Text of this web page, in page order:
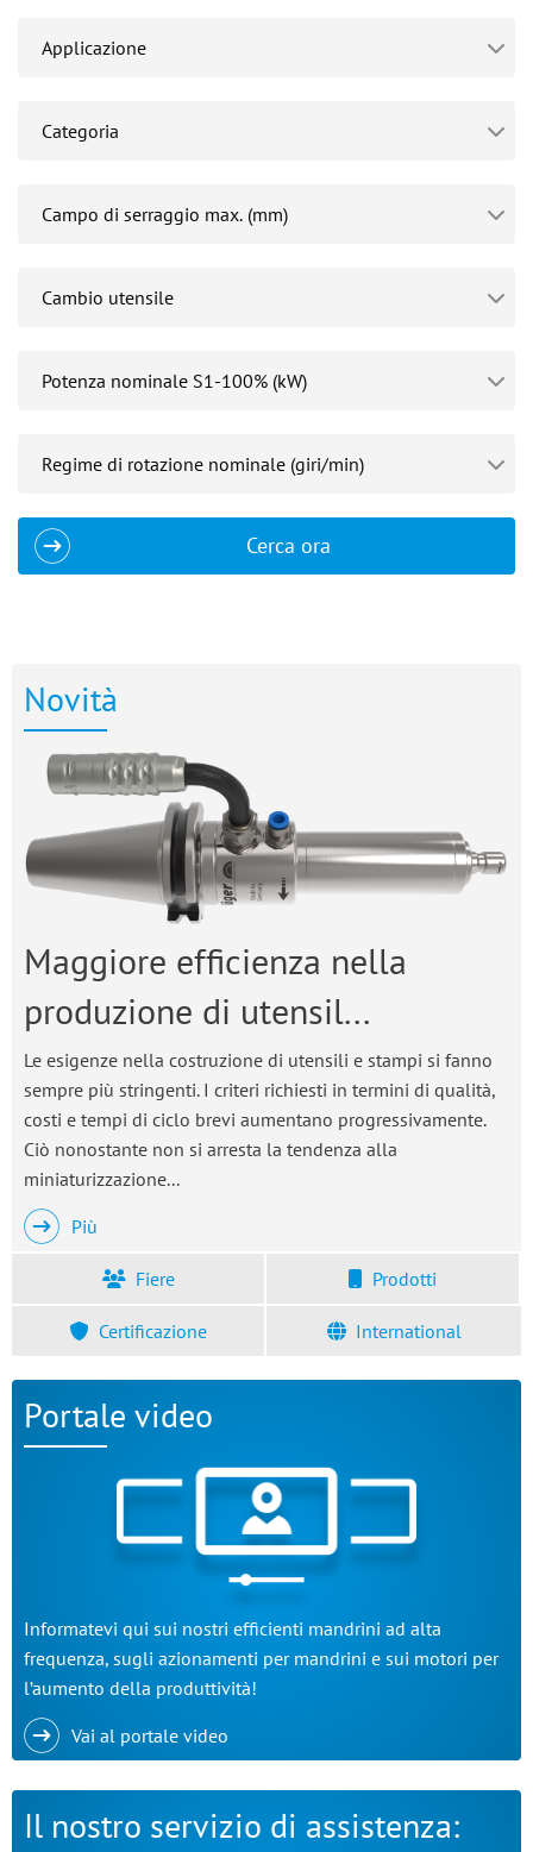
Cerca ora
Novità
Maggiore efficienza nella
produzione di utensil...
Le esigenze nella costruzione di utensili e stampi si fanno
sempre più stringenti. I criteri richiesti in termini di qualità,
costi e tempi di ciclo brevi aumentano progressivamente.
Ciò nonostante non si arresta la tendenza alla
miniaturizzazione...
Più
Fiere Prodotti
Certificazione International
Portale video
Informatevi qui sui nostri efficienti mandrini ad alta
frequenza, sugli azionamenti per mandrini e sui motori per
l’aumento della produttività!
Vai al portale video
Il nostro servizio di assistenza: